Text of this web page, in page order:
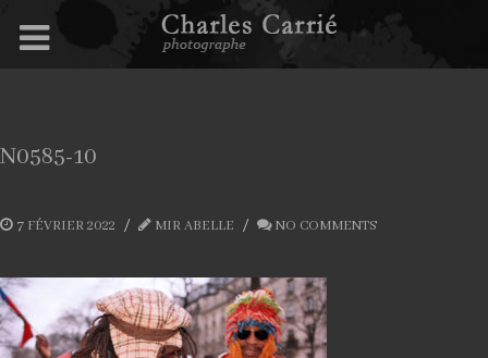
N0585-10
7 FÉVRIER 2022 MIR ABELLE NO COMMENTS